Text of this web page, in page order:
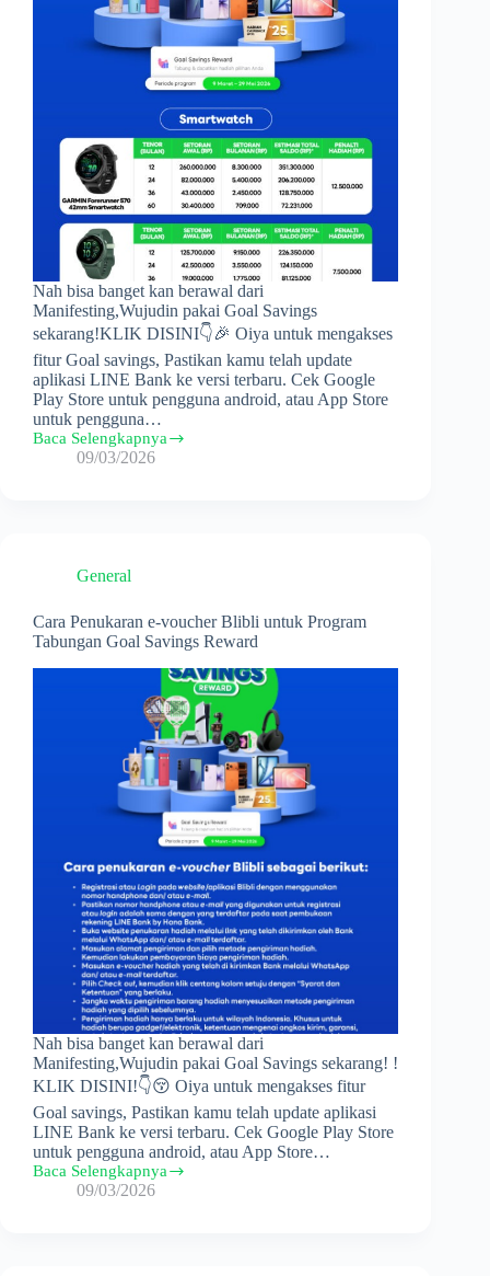
Nah bisa banget kan berawal dari
Manifesting,Wujudin pakai Goal Savings
sekarang!KLIK DISINI👇🎉 Oiya untuk mengakses
fitur Goal savings, Pastikan kamu telah update
aplikasi LINE Bank ke versi terbaru. Cek Google
Play Store untuk pengguna android, atau App Store
untuk pengguna…
Baca Selengkapnya
Program
Tabungan09/03/2026
General
Cara Penukaran e-voucher Blibli untuk Program
Tabungan Goal Savings Reward
Nah bisa banget kan berawal dari
Manifesting,Wujudin pakai Goal Savings sekarang! !
KLIK DISINI!👇😚 Oiya untuk mengakses fitur
Goal savings, Pastikan kamu telah update aplikasi
LINE Bank ke versi terbaru. Cek Google Play Store
untuk pengguna android, atau App Store…
Baca Selengkapnya
Cara
Penukaran09/03/2026